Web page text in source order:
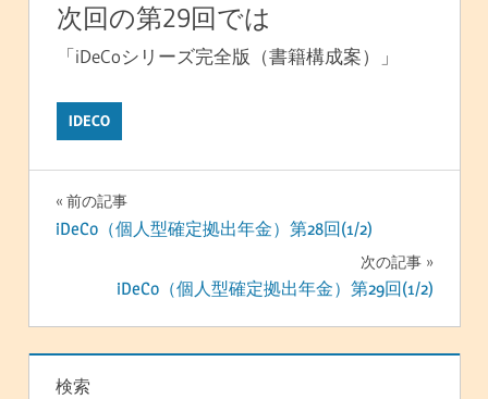
次回の第29回では
「iDeCoシリーズ完全版（書籍構成案）」
IDECO
投
ビ
ゲ
前の記事
iDeCo（個人型確定拠出年金）第28回(1/2)
次の記事
iDeCo（個人型確定拠出年金）第29回(1/2)
検索